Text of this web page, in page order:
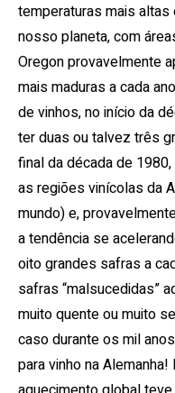
temperaturas mais
nosso planeta, com
Oregon provavelmente
mais maduras a cada
de vinhos, no início da
ter duas ou talvez três
final da década de
as regiões vinícolas da
mundo) e,
a tendência se
oito grandes safras a
safras “malsucedidas”
muito quente ou muito
caso durante os mil
para vinho na Alemanha!